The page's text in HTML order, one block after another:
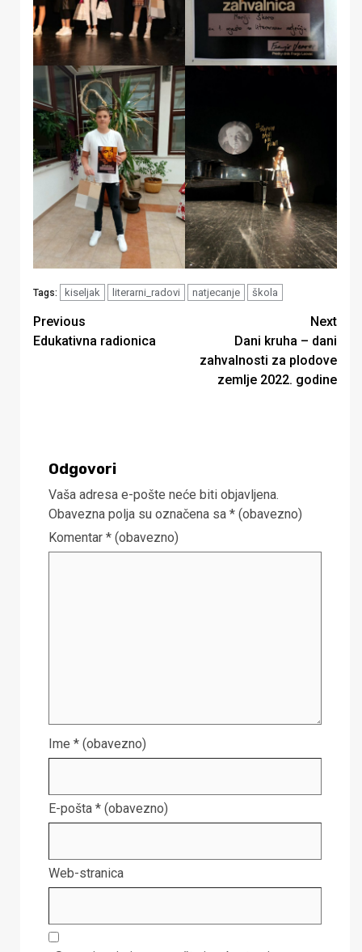
Tags: kiseljak literarni_radovi natjecanje škola
Continue
Reading
Previous
Edukativna radionica
Next
Dani kruha – dani
zahvalnosti za plodove
zemlje 2022. godine
Odgovori
Vaša adresa e-pošte neće biti objavljena.
Obavezna polja su označena sa * (obavezno)
Komentar * (obavezno)
Ime * (obavezno)
E-pošta * (obavezno)
Web-stranica